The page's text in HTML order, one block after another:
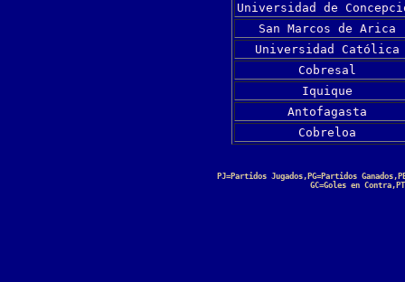
Universidad de
San Marcos de Arica
Universidad Católica
Cobresal
Iquique
Antofagasta
Cobreloa
PJ=Partidos Jugados,PG=Partidos
GC=Goles en